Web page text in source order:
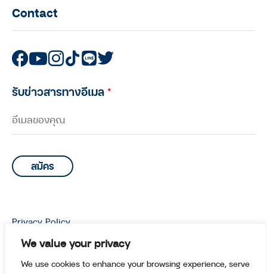
We value your privacy
We use cookies to enhance your browsing experience, serve
Contact
รับข่าวสารทางอีเมล*
© Copyright 2026 Manoottangwai All Rights Reserved.
Privacy Policy